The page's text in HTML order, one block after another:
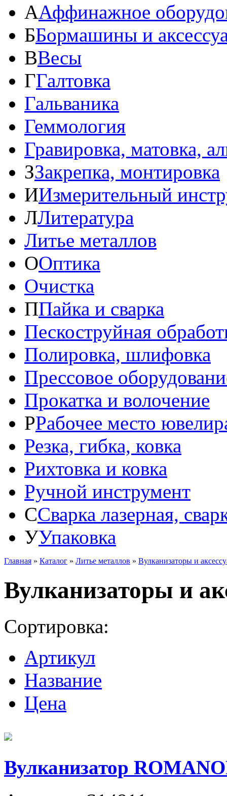
ААффинажное
ББормашины и
ВВесы
ГГалтовка
Гальваника
Геммология
Гравировка, матовка,
ЗЗакрепка, монтировка
ИИзмерительный
ЛЛитература
Литье металлов
ООптика
Очистка
ППайка и сварка
Пескоструйная
Полировка, шлифовка
Прессовое
Прокатка и волочение
РРабочее место
Резка, гибка, ковка
Рихтовка и ковка
Ручной инструмент
ССварка лазерная,
УУпаковка
Главная » Каталог » Литье металлов » Вулканизаторы и
Вулканизаторы и
Сортировка:
Артикул
Название
Цена
Вулканизатор